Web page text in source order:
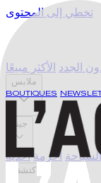
تخطي إلى المحتوى
BOUTIQUES
الجدد الأكثر مبيعًا
ملابس
جينز
أحزمة أحذية
اكتشف